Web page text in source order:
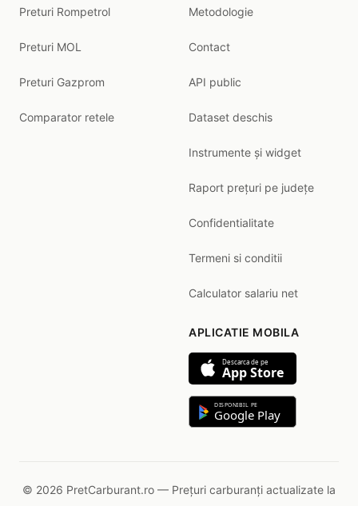
Preturi Rompetrol
Preturi MOL
Preturi Gazprom
Comparator retele
Metodologie
Contact
API public
Dataset deschis
Instrumente și widget
Raport prețuri pe județe
Confidentialitate
Termeni si conditii
Calculator salariu net
APLICATIE MOBILA
Descarca de pe
App Store
DISPONIBIL PE
Google Play
© 2026 PretCarburant.ro — Prețuri carburanți actualizate la